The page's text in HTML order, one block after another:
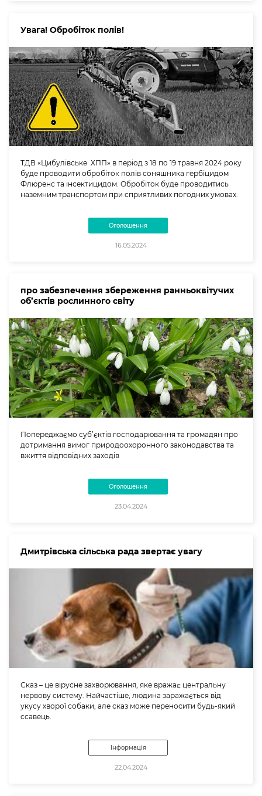
Увага! Обробіток полів!
ТДВ «Цибулівське ХПП» в період з 18 по 19 травня 2024 року
буде проводити обробіток полів соняшника гербіцидом
Флюренс та інсектицидом. Обробіток буде проводитись
наземним транспортом при сприятливих погодних умовах.
Оголошення
16.05.2024
про забезпечення збереження ранньоквітучих
об’єктів рослинного світу
Попереджаємо суб’єктів господарювання та громадян про
дотримання вимог природоохоронного законодавства та
вжиття відповідних заходів
Оголошення
23.04.2024
Дмитрівська сільська рада звертає увагу
Сказ – це вірусне захворювання, яке вражає центральну
нервову систему. Найчастіше, людина заражається від
укусу хворої собаки, але сказ може переносити будь-який
ссавець.
Інформація
22.04.2024